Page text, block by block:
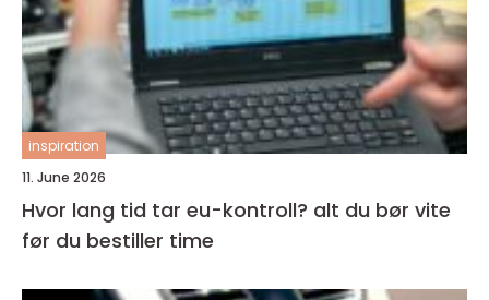
inspiration
11. June 2026
Hvor lang tid tar eu-kontroll? alt du bør vite
før du bestiller time